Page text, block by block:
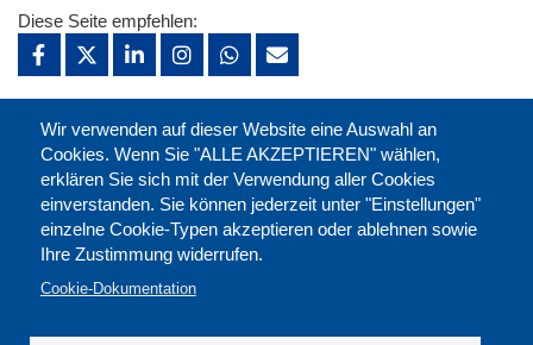
Wir verwenden auf dieser Website eine Auswahl an
Cookies. Wenn Sie "ALLE AKZEPTIEREN" wählen,
erklären Sie sich mit der Verwendung aller Cookies
einverstanden. Sie können jederzeit unter "Einstellungen"
einzelne Cookie-Typen akzeptieren oder ablehnen sowie
Ihre Zustimmung widerrufen.
Cookie-Dokumentation
Diese Seite empfehlen:
merken: